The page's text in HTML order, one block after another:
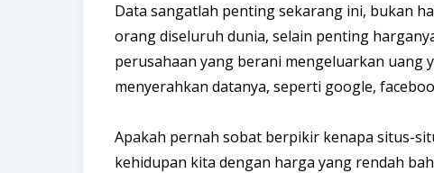
Data sangatlah penting sekarang ini, bukan
orang diseluruh dunia, selain penting
perusahaan yang berani mengeluarkan
menyerahkan datanya, seperti google,
Apakah pernah sobat berpikir kenapa situs-
kehidupan kita dengan harga yang rendah